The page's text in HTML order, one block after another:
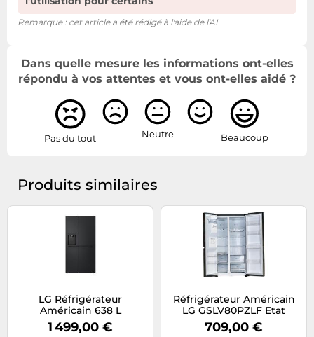
Remarque : cet article a été rédigé à l'aide de l'AI.
Dans quelle mesure les informations ont-elles
répondu à vos attentes et vous ont-elles aidé ?
Pas du tout Neutre Beaucoup
Produits similaires
LG Réfrigérateur
Américain 638 L
Compresseur Smart
Inverter™ Silencieux 36
1 499,00 €
Réfrigérateur Américain
LG GSLV80PZLF Etat
correct
709,00 €